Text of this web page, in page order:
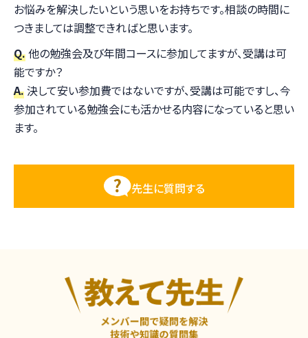
お悩みを解決したいという思いをお持ちです。相談の時間に
つきましては調整できればと思います。
Q.他の勉強会及び年間コースに参加してますが、受講は可
能ですか？
A.決して安い参加費ではないですが、受講は可能ですし、今
参加されている勉強会にも活かせる内容になっていると思い
ます。
先生に質問する